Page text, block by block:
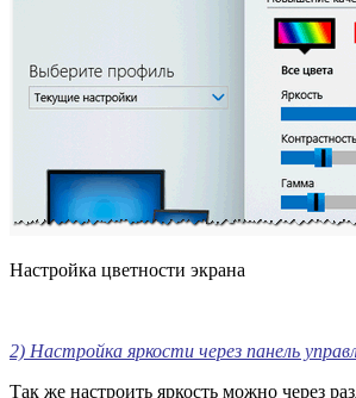
Настройка цветности экрана
2) Настройка яркости через панель
Так же настроить яркость можно через